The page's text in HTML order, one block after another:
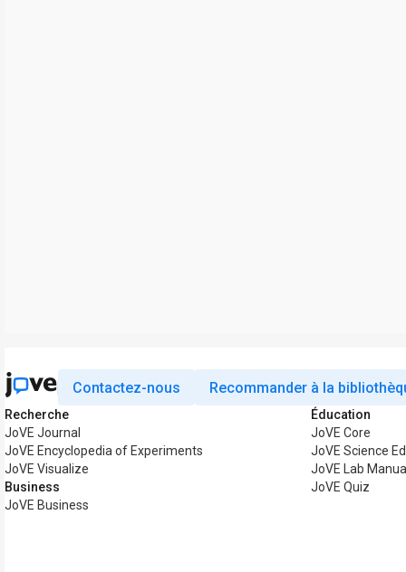
Contactez-nous Recommander à la
Recherche
JoVE Journal
JoVE Encyclopedia of Experiments
JoVE Visualize
Business
JoVE Business
Éducation
JoVE Core
JoVE Science
JoVE Lab
JoVE Quiz